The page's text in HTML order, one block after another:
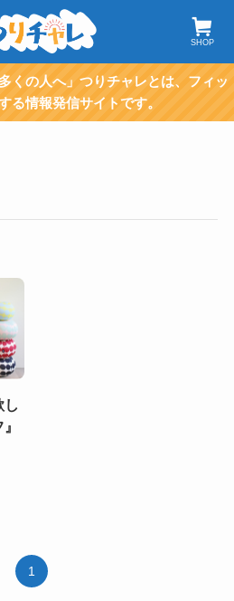
SHOP
くの人へ」つりチャレとは、フィッ
る情報発信サイトです。
し
1